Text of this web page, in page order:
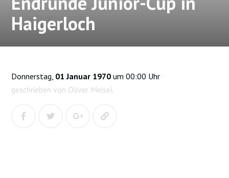
Haigerloch
Donnerstag, 01 Januar 1970 um 00:00 Uhr
geschrieben von Oliver Meisel